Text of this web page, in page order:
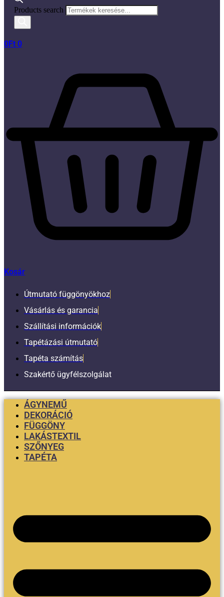
Products search
0Ft 0
Kosár
Útmutató függönyökhoz
Vásárlás és garancia
Szállítási információk
Tapétázási útmutató
Tapéta számítás
Szakértő ügyfélszolgálat
ÁGYNEMŰ
DEKORÁCIÓ
FÜGGÖNY
LAKÁSTEXTIL
SZŐNYEG
TAPÉTA